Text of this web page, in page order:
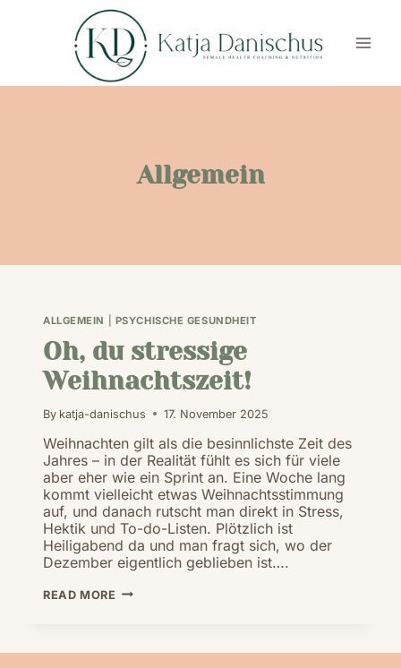
Allgemein
ALLGEMEIN PSYCHISCHE GESUNDHEIT
Oh, du stressige
Weihnachtszeit!
By katja-danischus 17. November 2025
Weihnachten gilt als die besinnlichste Zeit des
Jahres – in der Realität fühlt es sich für viele
aber eher wie ein Sprint an. Eine Woche lang
kommt vielleicht etwas Weihnachtsstimmung
auf, und danach rutscht man direkt in Stress,
Hektik und To-do-Listen. Plötzlich ist
Heiligabend da und man fragt sich, wo der
Dezember eigentlich geblieben ist….
READ MORE OH,